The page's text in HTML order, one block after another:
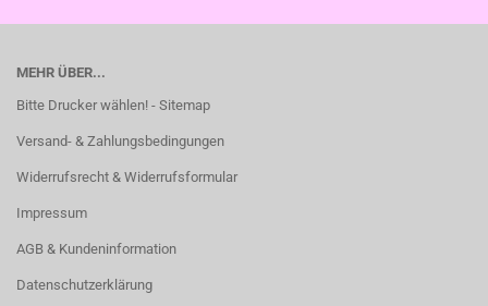
MEHR ÜBER...
Bitte Drucker wählen! - Sitemap
Versand- & Zahlungsbedingungen
Widerrufsrecht & Widerrufsformular
Impressum
AGB & Kundeninformation
Datenschutzerklärung